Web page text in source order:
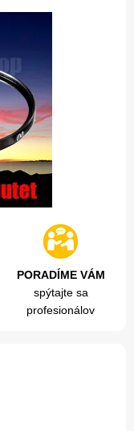
PORADÍME VÁM
spýtajte sa
profesionálov